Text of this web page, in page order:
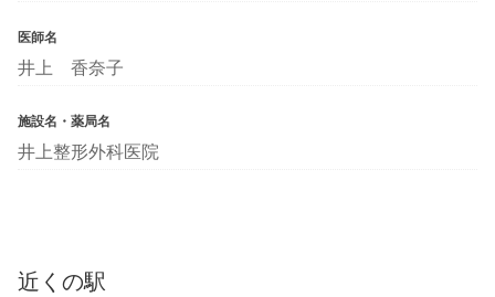
医師名
井上 香奈子
施設名・薬局名
井上整形外科医院
近くの駅